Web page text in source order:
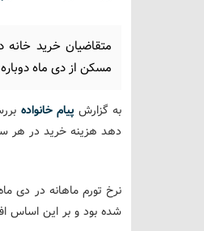
مسکن از دی ماه
به گزارش پیام خانواده
دهد هزینه خرید در هر
شده بود و بر این اساس افزایش